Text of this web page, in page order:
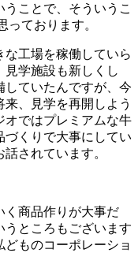
ことで、そういうこ
っております。
工場を稼働していら
見学施設も新しくし
ていたんですが、今
、見学を再開しよう
オではプレミアムな牛
くりで大事にしてい
されています。
く商品作りが大事だ
うところもございます
ものコーポレーショ